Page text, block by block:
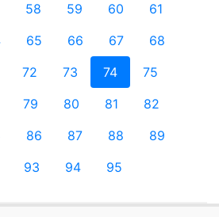
58 59 60
61
65 66 67
68
72 73 74
75
79 80 81
82
86 87 88
89
93 94 95